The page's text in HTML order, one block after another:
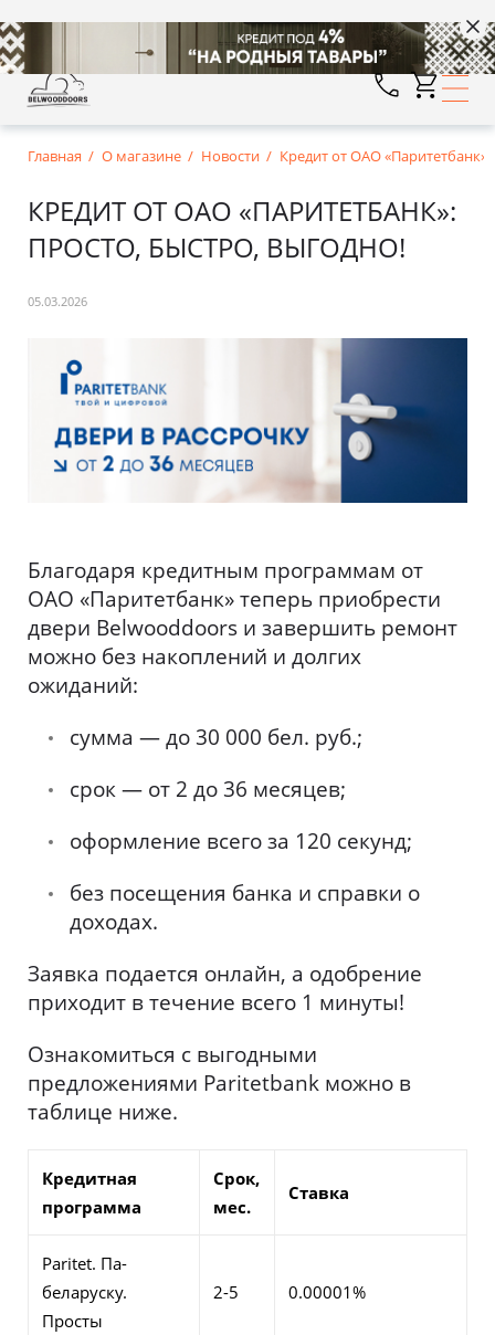
Главная О магазине Новости Кредит от ОАО
КРЕДИТ ОТ ОАО «ПАРИТЕТБАНК»:
ПРОСТО, БЫСТРО, ВЫГОДНО!
05.03.2026
Благодаря кредитным программам от
ОАО «Паритетбанк» теперь приобрести
двери Belwooddoors и завершить ремонт
можно без накоплений и долгих
ожиданий:
сумма — до 30 000 бел. руб.;
срок — от 2 до 36 месяцев;
оформление всего за 120 секунд;
без посещения банка и справки о
доходах.
Заявка подается онлайн, а одобрение
приходит в течение всего 1 минуты!
Ознакомиться с выгодными
предложениями Paritetbank можно в
таблице ниже.
Кредитная
программа
Срок,
мес.
Ставка
Paritet. Па-
беларуску.
Просты
2-5 0.00001%